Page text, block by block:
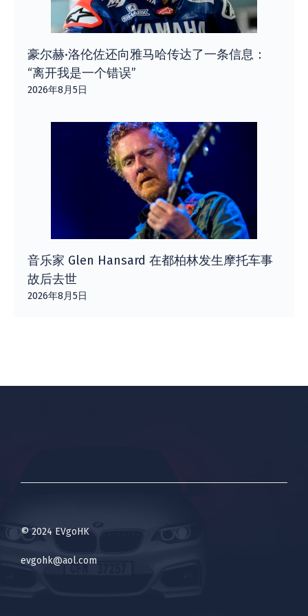
豪尔赫·洛伦佐还向雅马哈传达了一条信息：
“离开我是一个错误”
2026年8月5日
音乐家 Glen Hansard 在都柏林发生摩托车事
故后去世
2026年8月5日
© 2024 EVgoHK
evgohk@aol.com